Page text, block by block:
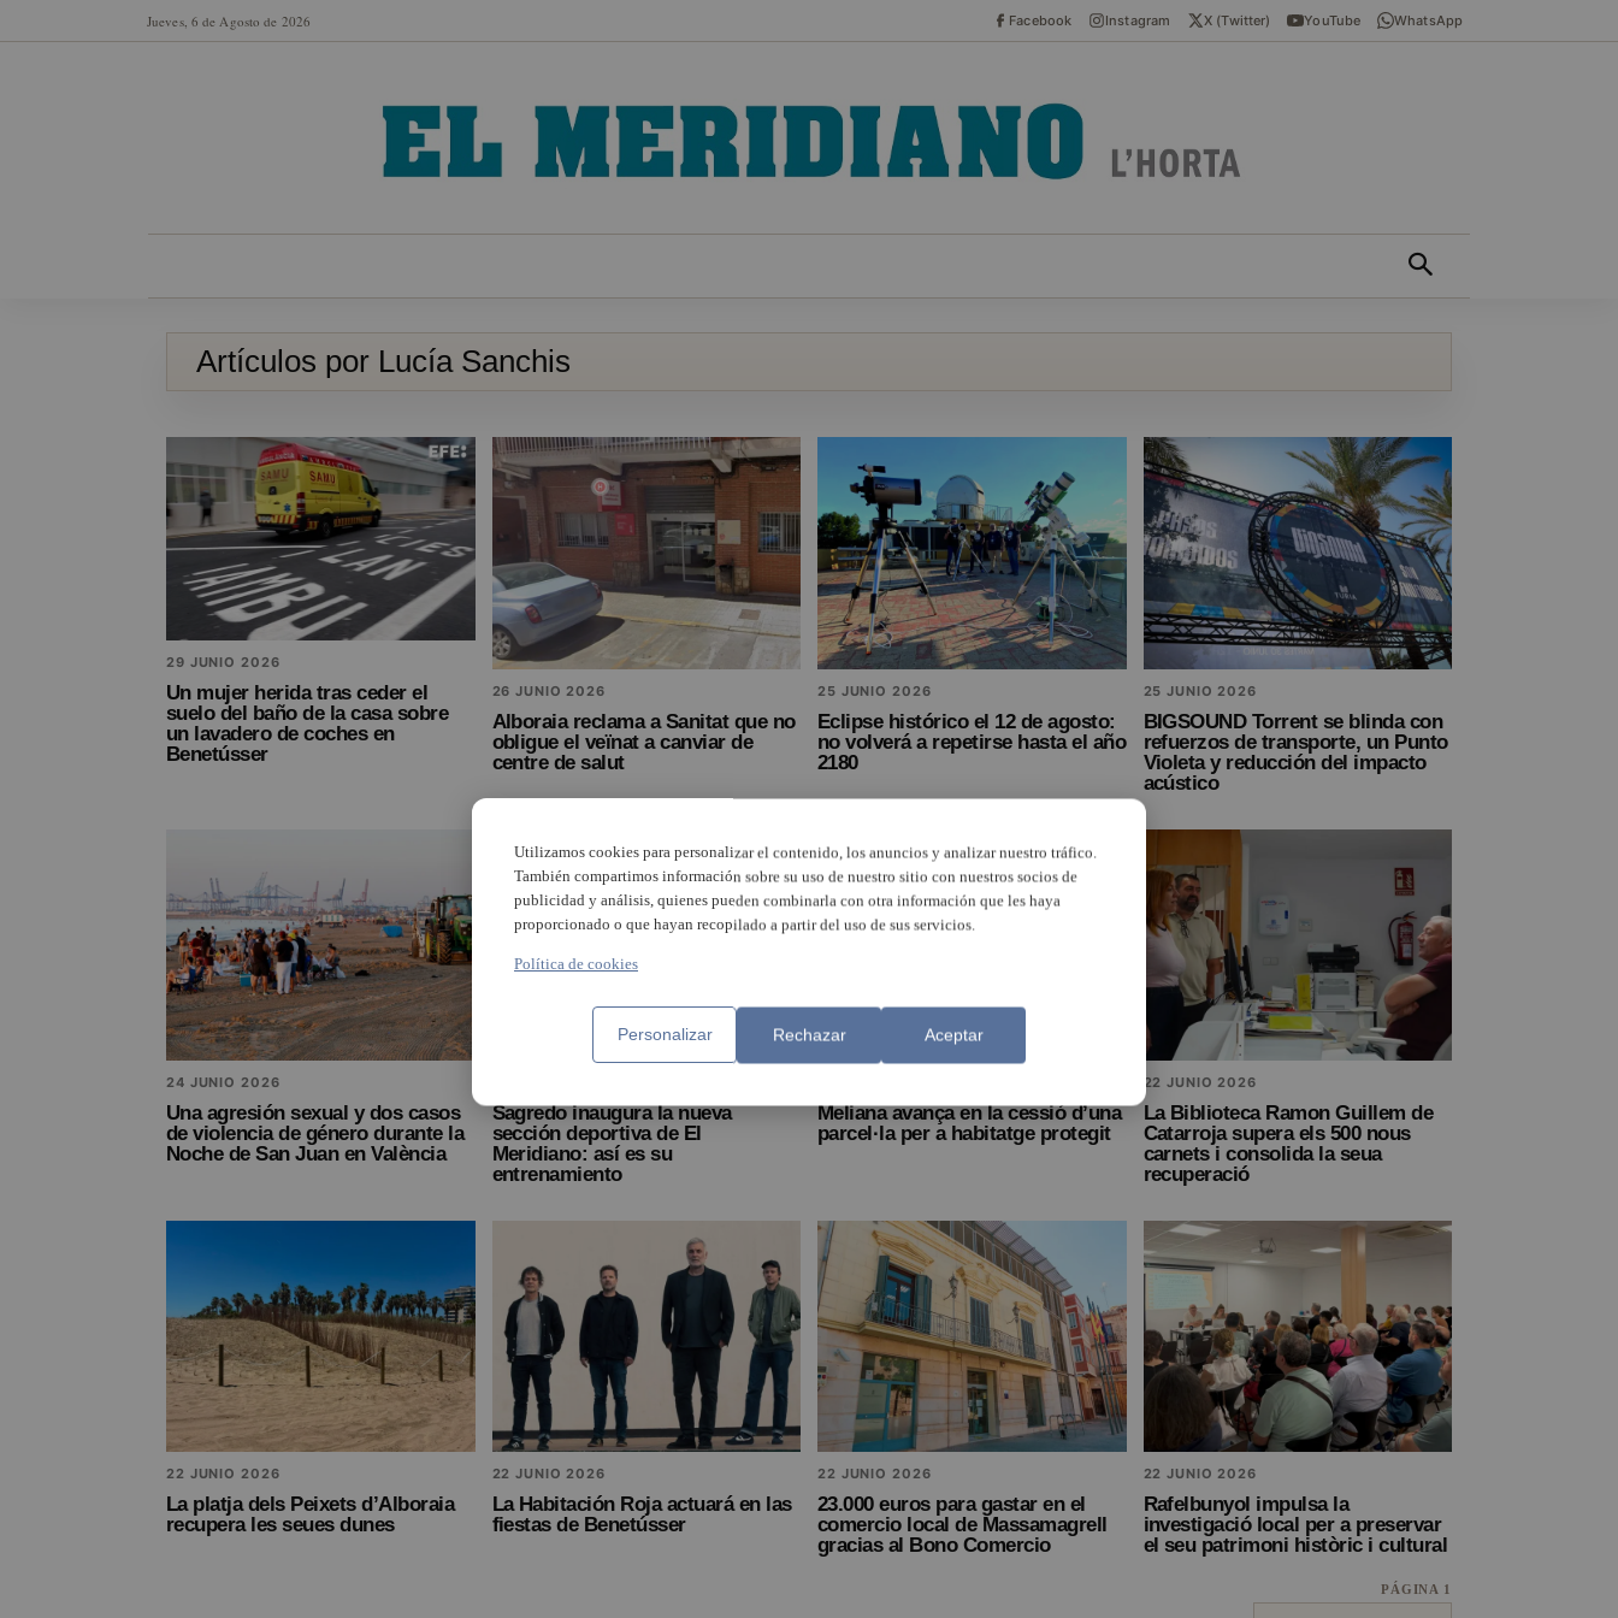
Jueves, 6 de Agosto de 2026 Facebook Instagram X (Twitter) YouTube WhatsApp
Artículos por Lucía Sanchis
29 JUNIO 2026
Un mujer herida tras ceder el
suelo del baño de la casa sobre
un lavadero de coches en
Benetússer
26 JUNIO 2026
Alboraia reclama a Sanitat que no
obligue el veïnat a canviar de
centre de salut
25 JUNIO 2026
Eclipse histórico el 12 de agosto:
no volverá a repetirse hasta el año
2180
25 JUNIO 2026
BIGSOUND Torrent se blinda con
refuerzos de transporte, un Punto
Violeta y reducción del impacto
acústico
24 JUNIO 2026
Una agresión sexual y dos casos
de violencia de género durante la
Noche de San Juan en València
Sagredo inaugura la nueva
sección deportiva de El
Meridiano: así es su
entrenamiento
Meliana avança en la cessió d’una
parcel·la per a habitatge protegit
22 JUNIO 2026
La Biblioteca Ramon Guillem de
Catarroja supera els 500 nous
carnets i consolida la seua
recuperació
22 JUNIO 2026
La platja dels Peixets d’Alboraia
recupera les seues dunes
22 JUNIO 2026
La Habitación Roja actuará en las
fiestas de Benetússer
22 JUNIO 2026
23.000 euros para gastar en el
comercio local de Massamagrell
gracias al Bono Comercio
22 JUNIO 2026
Rafelbunyol impulsa la
investigació local per a preservar
el seu patrimoni històric i cultural
PÁGINA 1
Utilizamos cookies para personalizar el contenido, los anuncios y analizar nuestro tráfico.
También compartimos información sobre su uso de nuestro sitio con nuestros socios de
publicidad y análisis, quienes pueden combinarla con otra información que les haya
proporcionado o que hayan recopilado a partir del uso de sus servicios.
Política de cookies
Personalizar Rechazar Aceptar